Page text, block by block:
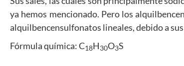
ya hemos mencionado. Pero los
alquilbencensulfonatos lineales, debido a
Fórmula química: C18H30O3S